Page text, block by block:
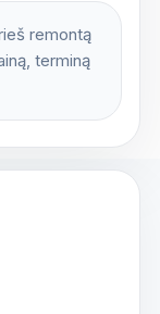
remontą
terminą